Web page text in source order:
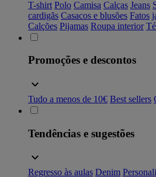
T-shirt Polo Camisa Calças Jeans
cardigãs Casacos e blusões Fatos
Calções Pijamas Roupa interior
Promoções e descontos
Tudo a menos de 10€ Best sellers
Tendências e sugestões
Regresso às aulas Denim